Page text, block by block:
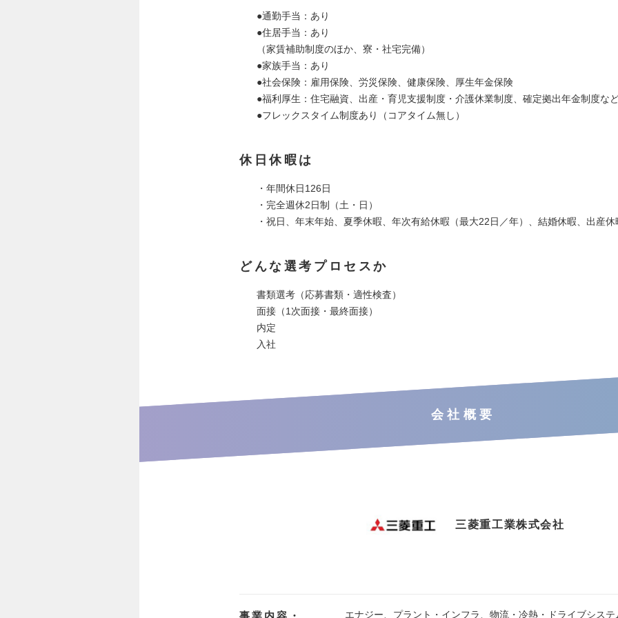
●通勤手当：あり
●住居手当：あり
（家賃補助制度のほか、寮・社宅完備）
●家族手当：あり
●社会保険：雇用保険、労災保険、健康保険、厚生年金保険
●福利厚生：住宅融資、出産・育児支援制度・介護休業制度、確定拠出年金制度な
●フレックスタイム制度あり（コアタイム無し）
休日休暇は
・年間休日126日
・完全週休2日制（土・日）
・祝日、年末年始、夏季休暇、年次有給休暇（最大22日／年）、結婚休暇、出産休
どんな選考プロセスか
書類選考（応募書類・適性検査）
面接（1次面接・最終面接）
内定
入社
会社概要
三菱重工業株式会社
エナジー、プラント・インフラ、物流・冷熱・ドライブシス